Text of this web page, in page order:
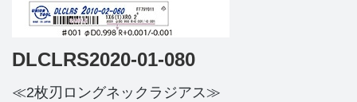
DLCLRS2020-01-080
≪2枚刃ロングネックラジアス≫